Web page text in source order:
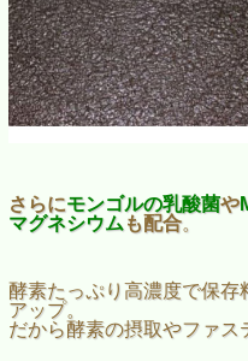
さらにモンゴルの乳酸菌や
マグネシウム も配合。
酵素たっぷり高濃度で保存
アップ。
だから酵素の摂取やファス